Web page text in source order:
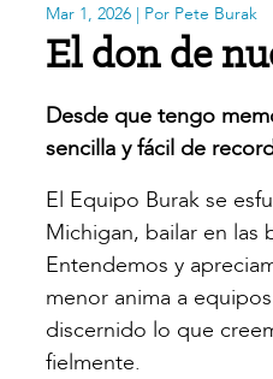
Mar 1, 2026 | Por Pete Burak
El don de
Desde que tengo
sencilla y fácil de
El Equipo Burak se
Michigan, bailar en las
Entendemos y
menor anima a
discernido lo que
fielmente.